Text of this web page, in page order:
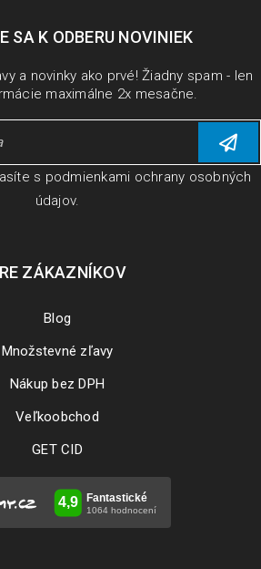
SA K ODBERU NOVINIEK
a novinky ako prvé! Žiadny spam - len
maximálne 2x mesačne.
s podmienkami ochrany osobných
údajov.
ZÁKAZNÍKOV
Blog
Množstevné zľavy
Nákup bez DPH
Veľkoobchod
GET CID